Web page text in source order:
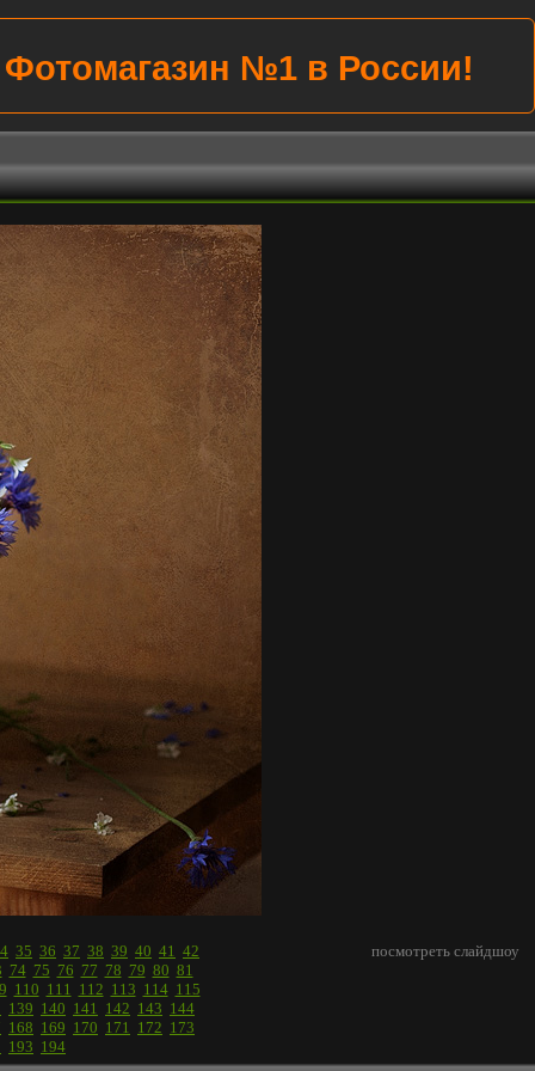
Убиваем цены на всё!
35 36 37 38 39 40 41 42
74 75 76 77 78 79 80 81
110 111 112 113 114 115
139 140 141 142 143 144
168 169 170 171 172 173
193 194
посмотреть слайдшоу